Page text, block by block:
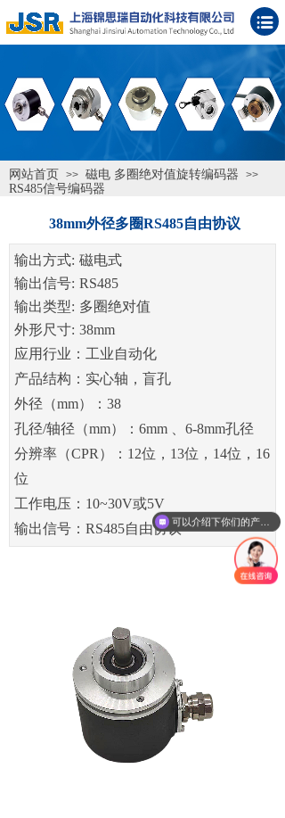
网站首页 >> 磁电 多圈绝对值旋转编码器 >>
RS485信号编码器
38mm外径多圈RS485自由协议
输出方式: 磁电式
输出信号: RS485
输出类型: 多圈绝对值
外形尺寸: 38mm
应用行业：工业自动化
产品结构：实心轴，盲孔
外径（mm）：38
孔径/轴径（mm）：6mm 、6-8mm孔径
分辨率（CPR）：12位，13位，14位，16
位
工作电压：10~30V或5V
输出信号：RS485自由协议
可以介绍下你们的产品么